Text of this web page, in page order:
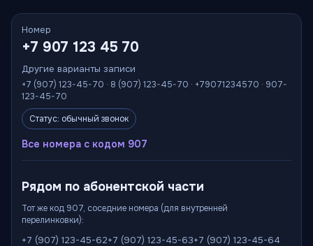
Номер
+7 907 123 45 70
Другие варианты записи
+7 (907) 123-45-70 · 8 (907) 123-45-70 · +79071234570 · 907-
123-45-70
Статус: обычный звонок
Все номера с кодом 907
Рядом по абонентской части
Тот же код 907, соседние номера (для внутренней
перелинковки):
+7 (907) 123-45-62+7 (907) 123-45-63+7 (907) 123-45-64